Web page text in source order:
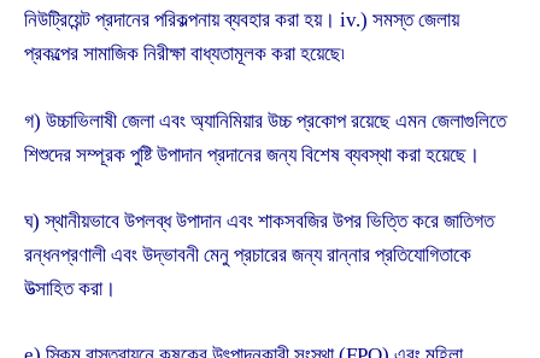
নিউট্রিয়েন্ট প্রদানের পরিকল্পনায় ব্যবহার করা হয়। iv.) সমস্ত জেলায়
প্রকল্পের সামাজিক নিরীক্ষা বাধ্যতামূলক করা হয়েছে৷
গ) উচ্চাভিলাষী জেলা এবং অ্যানিমিয়ার উচ্চ প্রকোপ রয়েছে এমন জেলাগুলিতে
শিশুদের সম্পূরক পুষ্টি উপাদান প্রদানের জন্য বিশেষ ব্যবস্থা করা হয়েছে।
ঘ) স্থানীয়ভাবে উপলব্ধ উপাদান এবং শাকসবজির উপর ভিত্তি করে জাতিগত
রন্ধনপ্রণালী এবং উদ্ভাবনী মেনু প্রচারের জন্য রান্নার প্রতিযোগিতাকে
উত্সাহিত করা।